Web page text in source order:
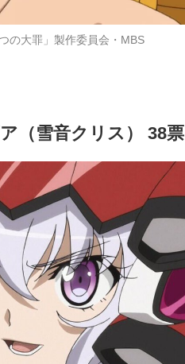
の大罪」製作委員会・MBS
（雪音クリス） 38票